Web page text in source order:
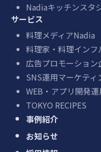
Nadiaキッチンスタ
サービス
料理メディアNadia
料理家・料理イン
広告プロモーション
SNS運用マーケティ
WEB・アプリ開発運
TOKYO RECIPES
事例紹介
お知らせ